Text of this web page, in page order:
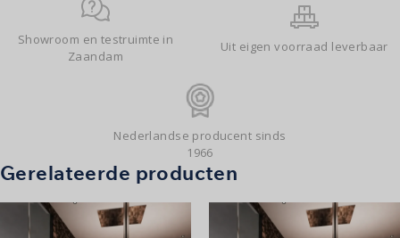
Showroom en testruimte in
Zaandam
Uit eigen voorraad leverbaar
Nederlandse producent sinds
1966
Gerelateerde producten